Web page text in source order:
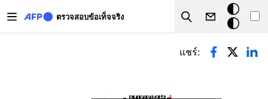
ตรวจสอบข้อเท็จจริง
Search
โหมด
มืด
Primary tabs
แชร์: